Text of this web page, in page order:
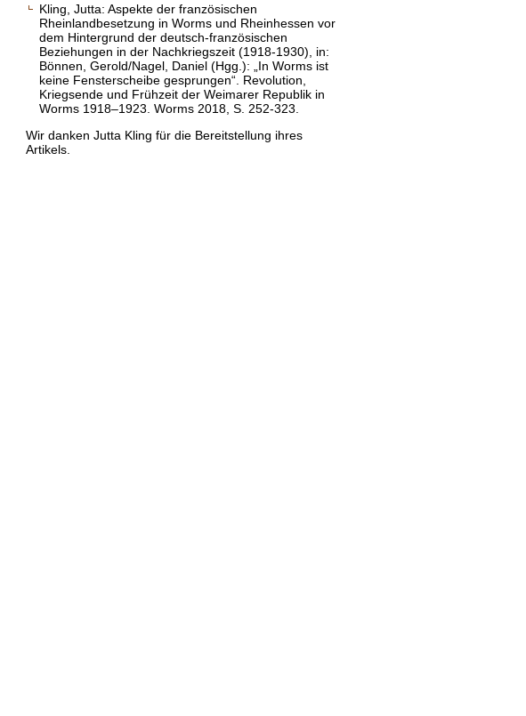
Kling, Jutta: Aspekte der französischen
Rheinlandbesetzung in Worms und Rheinhessen vor
dem Hintergrund der deutsch-französischen
Beziehungen in der Nachkriegszeit (1918-1930), in:
Bönnen, Gerold/Nagel, Daniel (Hgg.): „In Worms ist
keine Fensterscheibe gesprungen“. Revolution,
Kriegsende und Frühzeit der Weimarer Republik in
Worms 1918–1923. Worms 2018, S. 252-323.
Wir danken Jutta Kling für die Bereitstellung ihres
Artikels.